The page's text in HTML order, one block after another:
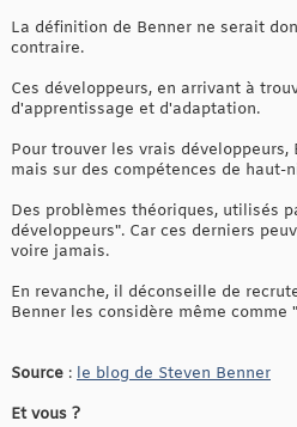
La définition de Benner ne serait
contraire.
Ces développeurs, en arrivant à
d'apprentissage et d'adaptation.
Pour trouver les vrais
mais sur des compétences de haut-
Des problèmes théoriques, utilisés
développeurs". Car ces derniers
voire jamais.
En revanche, il déconseille de
Benner les considère même comme "
Source : le blog de Steven Benner
Et vous ?